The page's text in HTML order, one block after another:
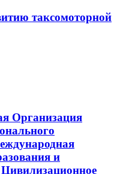
таксомоторной
Организация
и